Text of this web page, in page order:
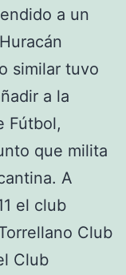
a un
similar tuvo
a la
Fútbol,
que milita
A
el club
Club
Club